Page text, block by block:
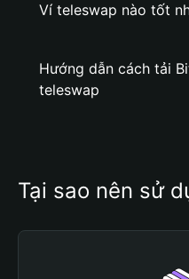
Ví teleswap nào tốt
Hướng dẫn cách tải
teleswap
Tại sao nên sử